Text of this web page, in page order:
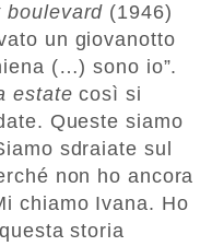
boulevard (1946)
un giovanotto
(…) sono io”.
estate così si
Queste siamo
sdraiate sul
non ho ancora
chiamo Ivana. Ho
storia